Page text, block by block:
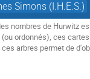
Simons (I.H.E.S.)
nombres de Hurwitz
ordonnés), ces
arbres permet de